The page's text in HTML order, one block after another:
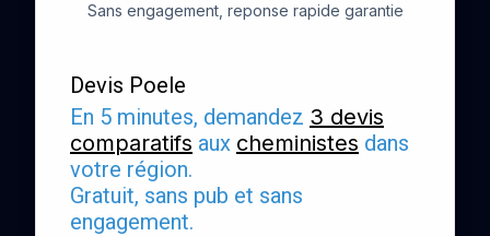
Sans engagement, reponse rapide garantie
Devis Poele
En 5 minutes, demandez 3 devis
comparatifs aux cheministes dans
votre région.
Gratuit, sans pub et sans
engagement.